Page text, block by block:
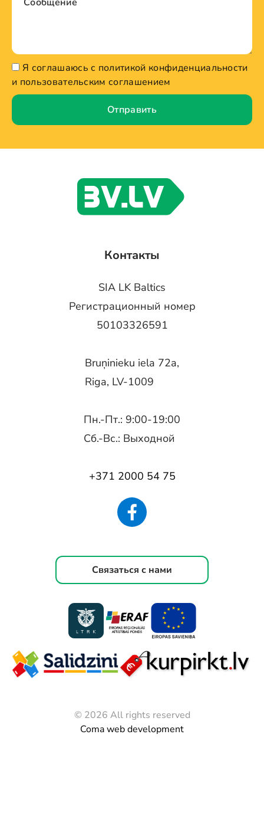
Я соглашаюсь с политикой конфиденциальности
и пользовательским соглашением
Отправить
Контакты
SIA LK Baltics
Регистрационный номер
50103326591
Bruņinieku iela 72a,
Riga, LV-1009
Пн.-Пт.: 9:00-19:00
Сб.-Вс.: Выходной
+371 2000 54 75
Связаться с нами
© 2026 All rights reserved
Coma web development